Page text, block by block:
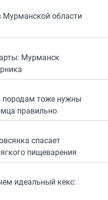
Мурманской области
Мурманск
тоже нужны
правильно
спасает
пищеварения
идеальный кекс: